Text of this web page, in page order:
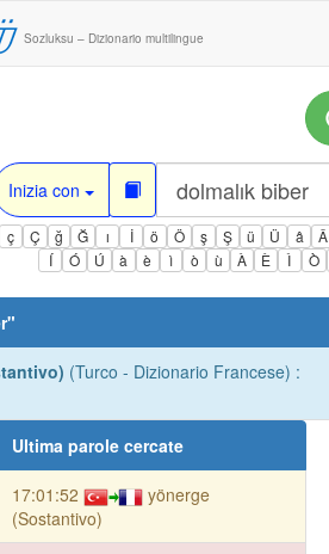
Sozluksu – Dizionario multilingue
Inizia con
ç Ç ğ Ğ ı İ ö Ö ş Ş ü Ü â Â
Í
Ó Ú à è ì ò ù À È Ì Ò
"
(Turco - Dizionario Francese) :
Ultima parole cercate
17:01:52
yönerge
(Sostantivo)